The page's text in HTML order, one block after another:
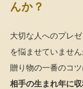
んか？
大切な人へのプレ
を悩ませていません
贈り物の一番のコ
相手の生まれ年に